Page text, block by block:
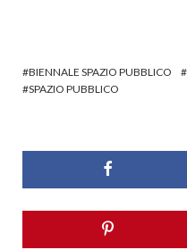
BIENNALE SPAZIO PUBBLICO
SPAZIO PUBBLICO